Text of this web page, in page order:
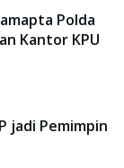
Polda
Kantor KPU
jadi Pemimpin